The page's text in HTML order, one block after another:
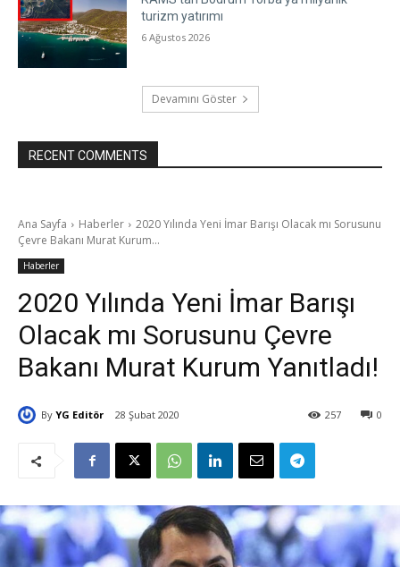
turizm yatırımı
6 Ağustos 2026
Devamını Göster
RECENT COMMENTS